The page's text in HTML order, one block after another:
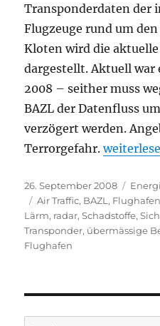
Transponderdaten der
Flugzeuge rund um
Kloten wird die
dargestellt. Aktuell war
2008 – seither muss
BAZL der Datenfluss
verzögert werden.
Terrorgefahr.
Veröffentlicht
am
26. September 2008
Schlagwörter
Air Traffic, BAZL , Flughafen
Lärm, radar,Schadstoffe,
Transponder, übermässige
Flughafen